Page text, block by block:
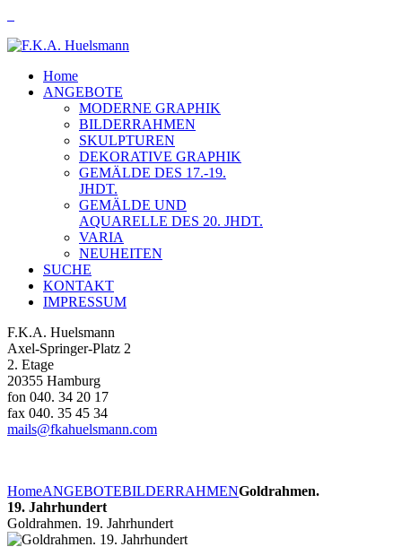
Home
ANGEBOTE
MODERNE GRAPHIK
BILDERRAHMEN
SKULPTUREN
DEKORATIVE GRAPHIK
GEMÄLDE DES 17.-19.
JHDT.
GEMÄLDE UND
AQUARELLE DES 20. JHDT.
VARIA
NEUHEITEN
SUCHE
KONTAKT
IMPRESSUM
F.K.A. Huelsmann
Axel-Springer-Platz 2
2. Etage
20355 Hamburg
fon 040. 34 20 17
fax 040. 35 45 34
mails@fkahuelsmann.com
HomeANGEBOTEBILDERRAHMENGoldrahmen.
19. Jahrhundert
Goldrahmen. 19. Jahrhundert